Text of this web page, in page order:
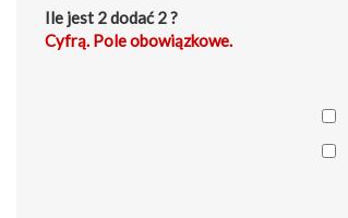
Ile jest 2 dodać 2 ?
Cyfrą. Pole obowiązkowe.